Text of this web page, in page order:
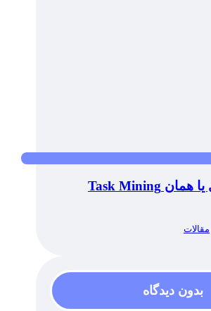
وظیفه کاوی یا همان Task Mining
مقالات
بدون دیدگاه